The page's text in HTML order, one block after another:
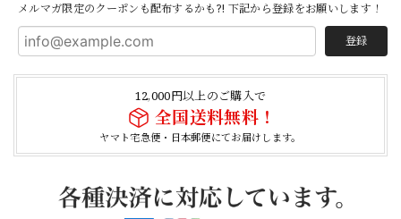
メルマガ限定のクーポンも配布するかも?! 下記から登録をお願いします！
登録
12,000円以上のご購入で
全国送料無料！
ヤマト宅急便・日本郵便にてお届けします。
【Cooperstown Ball Cap】Made in USA Baseball Cap "1938 HOLLYWOOD STARS" 新品 クーパーズタウンボールキャップ ハリウッドスターズ 6パネル
NAVY
2026/04/21
⑥サイズ
2026/04/17